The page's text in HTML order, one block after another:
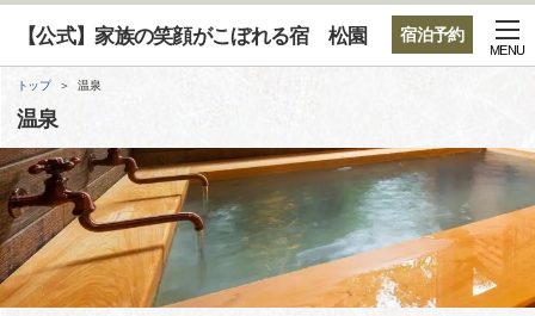
宿泊予約
【公式】家族の笑顔がこぼれる宿 松園
MENU
トップ 温泉
温泉